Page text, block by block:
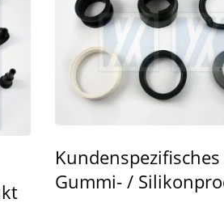
Kundenspezifisches
Gummi- /